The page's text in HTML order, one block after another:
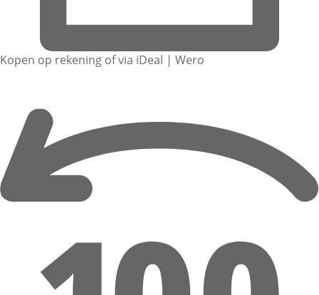
Kopen op rekening of via iDeal | Wero